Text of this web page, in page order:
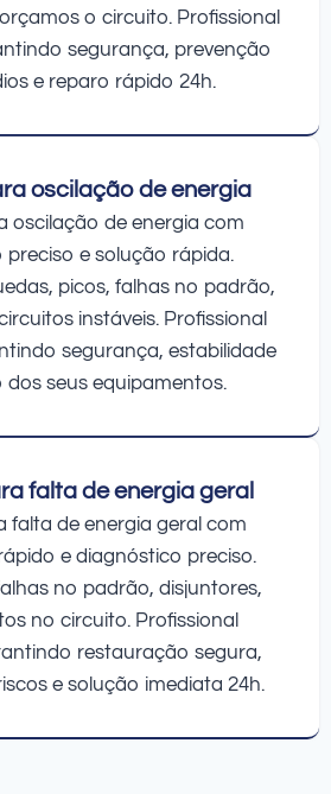
o circuito. Profissional
segurança, prevenção
e reparo rápido 24h.
oscilação de energia
oscilação de energia com
e solução rápida.
picos, falhas no padrão,
instáveis. Profissional
segurança, estabilidade
seus equipamentos.
falta de energia geral
falta de energia geral com
e diagnóstico preciso.
no padrão, disjuntores,
no circuito. Profissional
restauração segura,
e solução imediata 24h.